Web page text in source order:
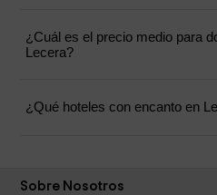
¿Cuál es el precio medio para
Lecera?
¿Qué hoteles con encanto en
Sobre Nosotros